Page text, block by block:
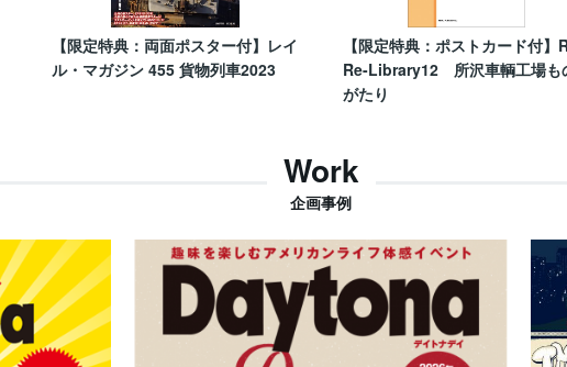
【限定特典：両面ポスター付】レイ
ル・マガジン 455 貨物列車2023
【限定特典：ポストカード付】
Re-Library12 所沢車輌工場も
がたり
Work
企画事例